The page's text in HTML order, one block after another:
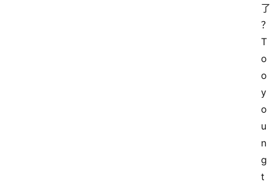
了
？
T
o
o
y
o
u
n
g
t